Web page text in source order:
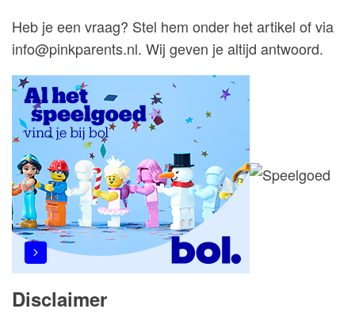
Heb je een vraag? Stel hem onder het artikel of via
info@pinkparents.nl. Wij geven je altijd antwoord.
Disclaimer